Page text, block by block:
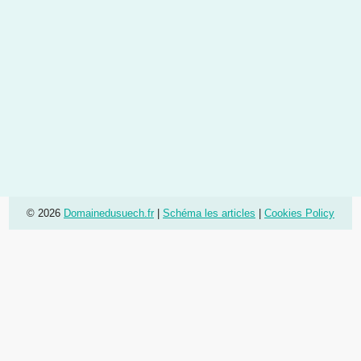
© 2026 Domainedusuech.fr Schéma les articles Cookies Policy